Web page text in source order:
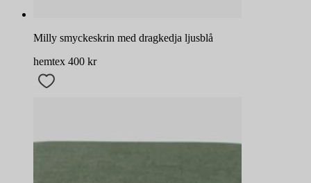
Milly smyckeskrin med dragkedja ljusblå
hemtex 400 kr